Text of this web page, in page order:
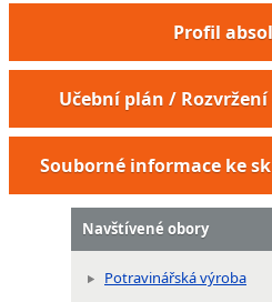
Profil
Učební plán /
Souborné informace ke
Navštívené obory
Potravinářská výroba